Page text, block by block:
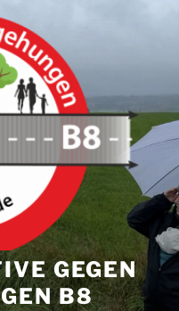
GEGEN
B8